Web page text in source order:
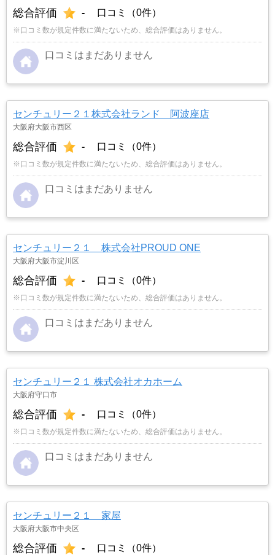
総合評価 - 口コミ（0件）
※口コミ数が規定件数に満たないため、総合評価はありません。
口コミはまだありません
センチュリー２１株式会社ランド 阿波座店
大阪府大阪市西区
総合評価 - 口コミ（0件）
※口コミ数が規定件数に満たないため、総合評価はありません。
口コミはまだありません
センチュリー２１ 株式会社PROUD ONE
大阪府大阪市淀川区
総合評価 - 口コミ（0件）
※口コミ数が規定件数に満たないため、総合評価はありません。
口コミはまだありません
センチュリー２１ 株式会社オカホーム
大阪府守口市
総合評価 - 口コミ（0件）
※口コミ数が規定件数に満たないため、総合評価はありません。
口コミはまだありません
センチュリー２１ 家屋
大阪府大阪市中央区
総合評価 - 口コミ（0件）